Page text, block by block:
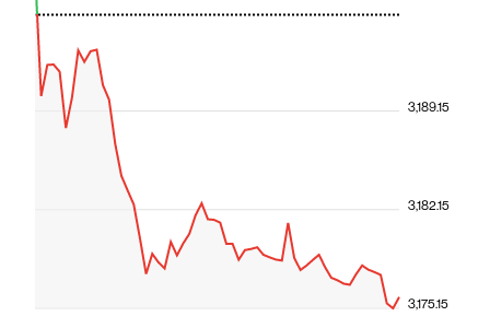
3,175.15
3,182.15
3,189.15